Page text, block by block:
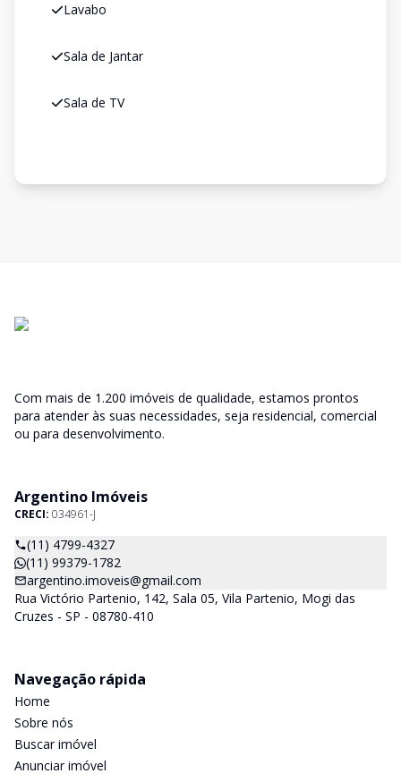
Lavabo
Sala de Jantar
Sala de TV
Com mais de 1.200 imóveis de qualidade, estamos prontos
para atender às suas necessidades, seja residencial, comercial
ou para desenvolvimento.
Argentino Imóveis
CRECI: 034961-J
(11) 4799-4327
(11) 99379-1782
argentino.imoveis@gmail.com
Rua Victório Partenio, 142, Sala 05, Vila Partenio, Mogi das
Cruzes - SP - 08780-410
Navegação rápida
Home
Sobre nós
Buscar imóvel
Anunciar imóvel